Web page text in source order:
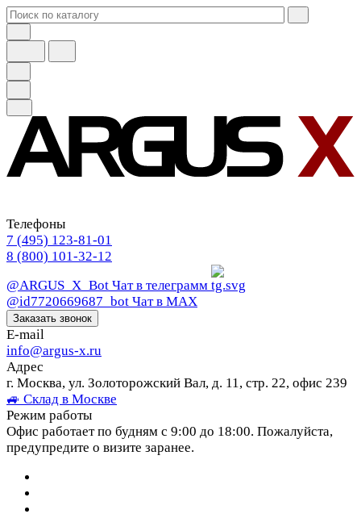
Телефоны
7 (495) 123-81-01
8 (800) 101-32-12
@ARGUS_X_Bot Чат в телеграмм
@id7720669687_bot Чат в МАХ
Заказать звонок
E-mail
info@argus-x.ru
Адрес
г. Москва, ул. Золоторожский Вал, д. 11, стр. 22, офис 239
🚙 Склад в Москве
Режим работы
Офис работает по будням с 9:00 до 18:00. Пожалуйста,
предупредите о визите заранее.